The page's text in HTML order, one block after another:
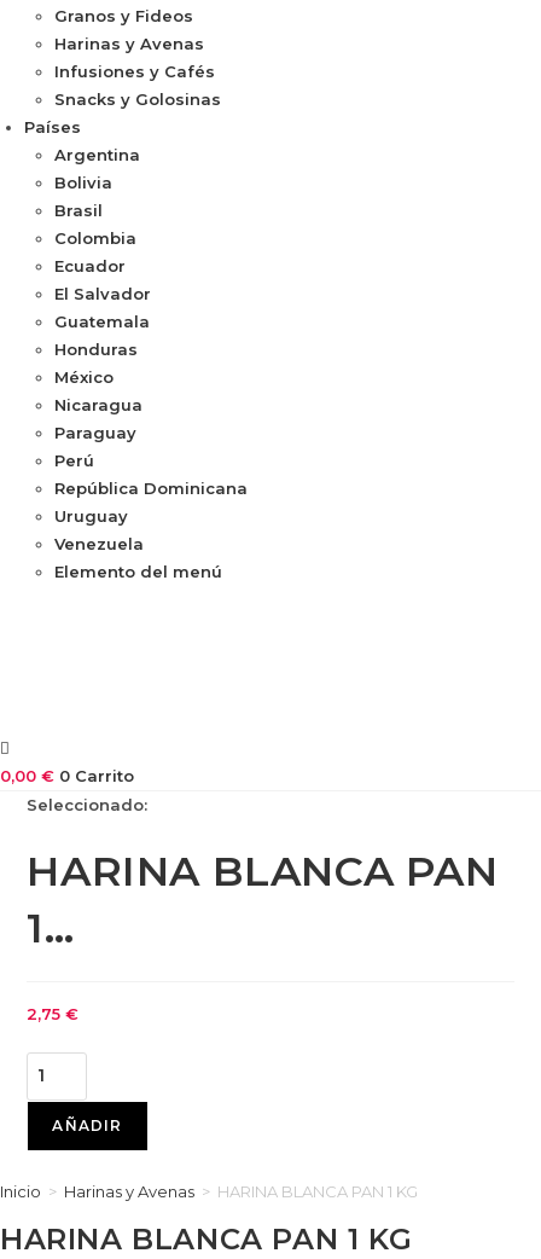
Granos y Fideos
Harinas y Avenas
Infusiones y Cafés
Snacks y Golosinas
Países
Argentina
Bolivia
Brasil
Colombia
Ecuador
El Salvador
Guatemala
Honduras
México
Nicaragua
Paraguay
Perú
República Dominicana
Uruguay
Venezuela
Elemento del menú
0,00 € 0 Carrito
Seleccionado:
HARINA BLANCA PAN
1…
2,75€
HARINA
BLANCA
PAN
1
KG
AÑADIR
Inicio > Harinas y Avenas > HARINA BLANCA PAN 1 KG
HARINA BLANCA PAN 1 KG